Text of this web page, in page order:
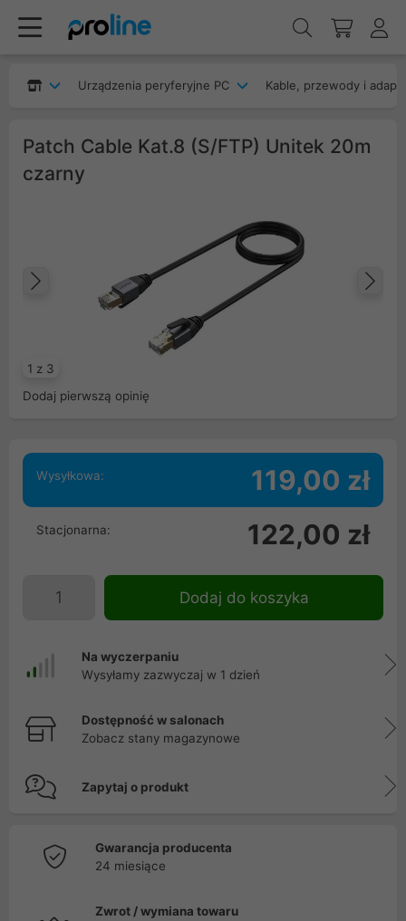
Urządzenia peryferyjne PC Kable, przewody i
Patch Cable Kat.8 (S/FTP) Unitek 20m
czarny
1 z 3
Poprzedni
Dodaj pierwszą opinię
Wysyłkowa: 119,00 zł
Stacjonarna: 122,00 zł
Dodaj do koszyka
Na wyczerpaniu
Wysyłamy zazwyczaj w 1 dzień
Dostępność w salonach
Zobacz stany magazynowe
Zapytaj o produkt
Gwarancja producenta
24 miesiące
Zwrot / wymiana towaru